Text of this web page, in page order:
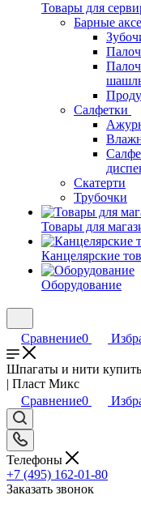
Товары для
Барные
Салфетки
Скатерти
Трубочки
Товары для
Канцелярские
Оборудование
Сравнение0
Шпагаты и нити
| Пласт Микс
Сравнение0
Телефоны
+7 (495) 162-01-80
Заказать звонок